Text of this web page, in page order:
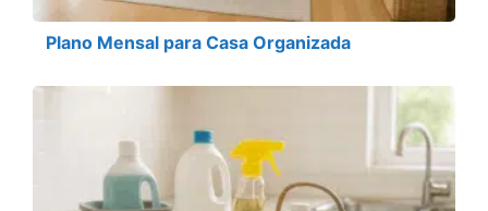
Plano Mensal para Casa Organizada